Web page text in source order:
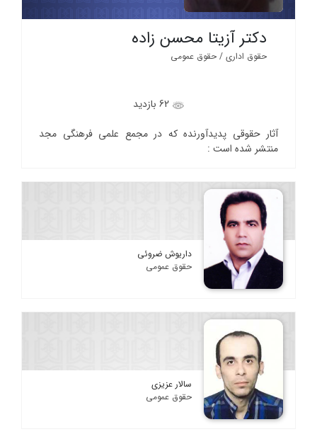
دکتر آزیتا محسن زاده
حقوق اداری / حقوق عمومی
62 بازدید
آثار حقوقی پدیدآورنده که در مجمع علمی فرهنگی مجد
منتشر شده است :
داریوش ضروئی
حقوق عمومی
سالار عزیزی
حقوق عمومی